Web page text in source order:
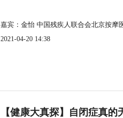
嘉宾：金怡 中国残疾人联合会北京按摩
2021-04-20 14:38
【健康大真探】自闭症真的